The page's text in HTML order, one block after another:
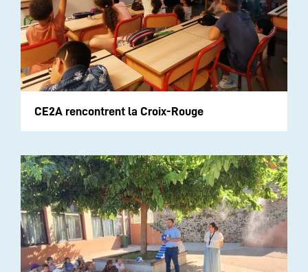
CE2A rencontrent la Croix-Rouge